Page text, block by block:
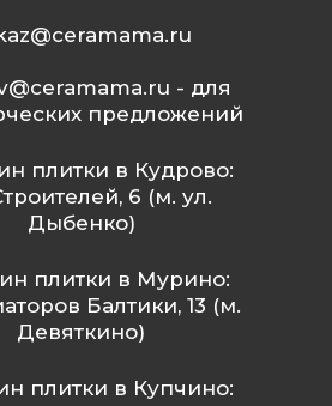
- для
предложений
плитки в Кудрово:
6 (м. ул.
Дыбенко)
плитки в Мурино:
Балтики, 13 (м.
Девяткино)
плитки в Купчино: